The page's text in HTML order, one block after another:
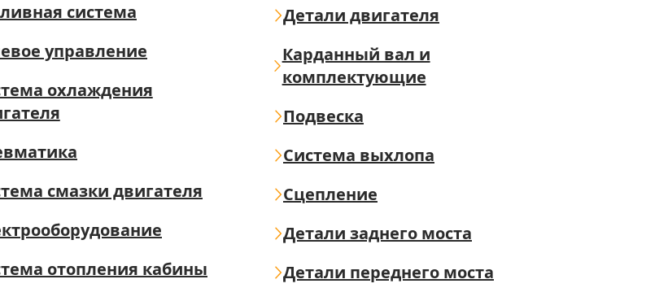
система
управление
охлаждения
смазки двигателя
отопления кабины
Детали двигателя
Карданный вал и
комплектующие
Подвеска
Система выхлопа
Сцепление
Детали заднего моста
Детали переднего моста